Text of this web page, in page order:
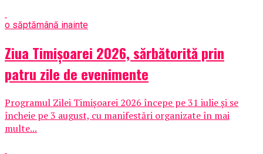
o săptămână inainte
Ziua Timișoarei 2026, sărbătorită prin
patru zile de evenimente
Programul Zilei Timișoarei 2026 începe pe 31 iulie și se
încheie pe 3 august, cu manifestări organizate în mai
multe...